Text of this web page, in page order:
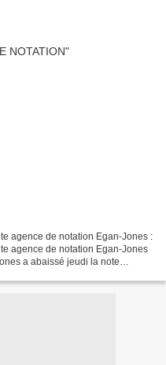
agence de notation Egan-Jones :
agence de notation Egan-Jones
a abaissé jeudi la note